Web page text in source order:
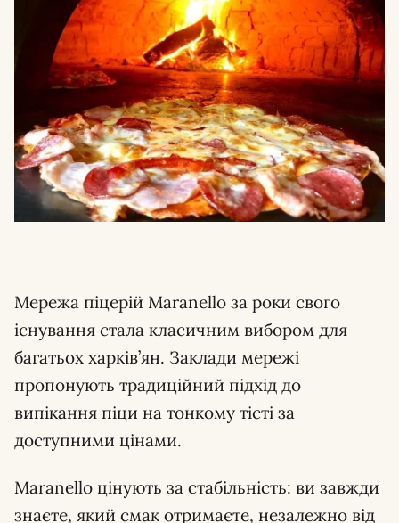
Мережа піцерій Maranello за роки свого
існування стала класичним вибором для
багатьох харків’ян. Заклади мережі
пропонують традиційний підхід до
випікання піци на тонкому тісті за
доступними цінами.
Maranello цінують за стабільність: ви завжди
знаєте, який смак отримаєте, незалежно від